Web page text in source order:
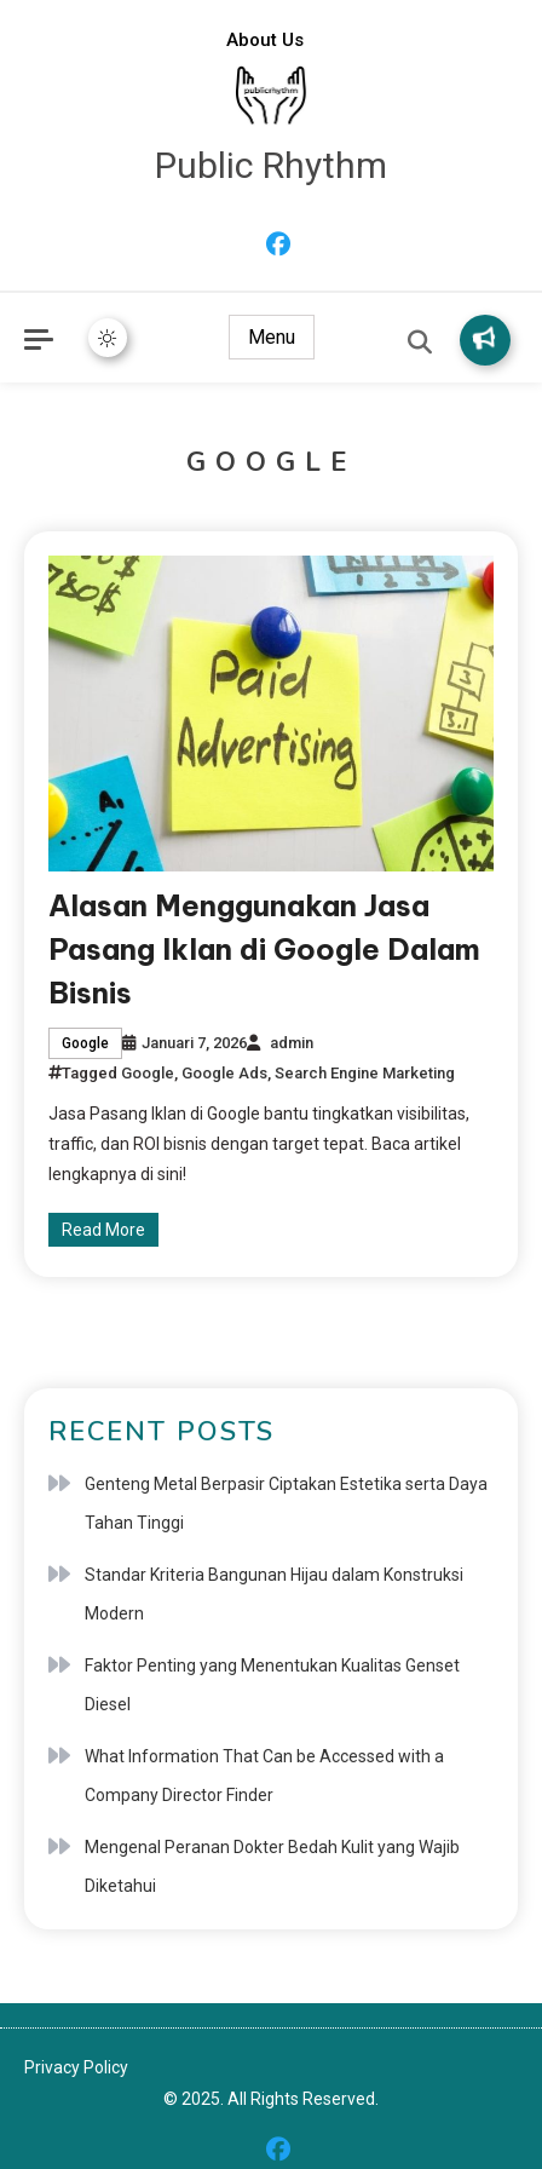
About Us
Public Rhythm
Menu
GOOGLE
Alasan Menggunakan Jasa
Pasang Iklan di Google Dalam
Bisnis
Google Januari 7, 2026
admin
Tagged Google, Google Ads,Search Engine Marketing
Jasa Pasang Iklan di Google bantu tingkatkan visibilitas,
traffic, dan ROI bisnis dengan target tepat. Baca artikel
lengkapnya di sini!
Read More
RECENT POSTS
Genteng Metal Berpasir Ciptakan Estetika serta Daya
Tahan Tinggi
Standar Kriteria Bangunan Hijau dalam Konstruksi
Modern
Faktor Penting yang Menentukan Kualitas Genset
Diesel
What Information That Can be Accessed with a
Company Director Finder
Mengenal Peranan Dokter Bedah Kulit yang Wajib
Diketahui
Privacy Policy